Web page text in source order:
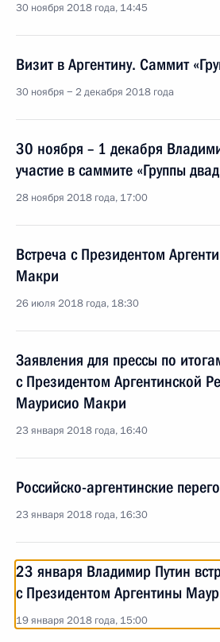
30 ноября 2018 года, 14:45
Визит в Аргентину. Саммит
30 ноября − 2 декабря 2018 года
30 ноября – 1 декабря
участие в саммите «Группы
28 ноября 2018 года, 17:00
Встреча с Президентом
Макри
26 июля 2018 года, 18:30
Заявления для прессы по
с Президентом Аргентинской
Маурисио Макри
23 января 2018 года, 16:40
Российско-аргентинские
23 января 2018 года, 16:30
23 января Владимир Путин
с Президентом Аргентины
19 января 2018 года, 15:00